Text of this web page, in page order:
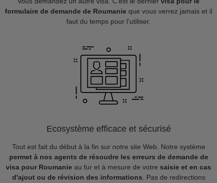
formulaire de demande de Roumanie que vous verrez jamais et il
faut du temps pour l’utiliser.
Ecosystème efficace et sécurisé
Tout est fait du début à la fin sur notre site Web. Notre système
permet à nos agents de résoudre les erreurs de demande de
visa pour Roumanie au fur et à mesure de votre saisie et en cas
d'ajout ou de révision des informations . Pas de redirections